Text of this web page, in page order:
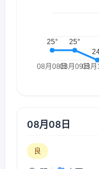
08月08日
良